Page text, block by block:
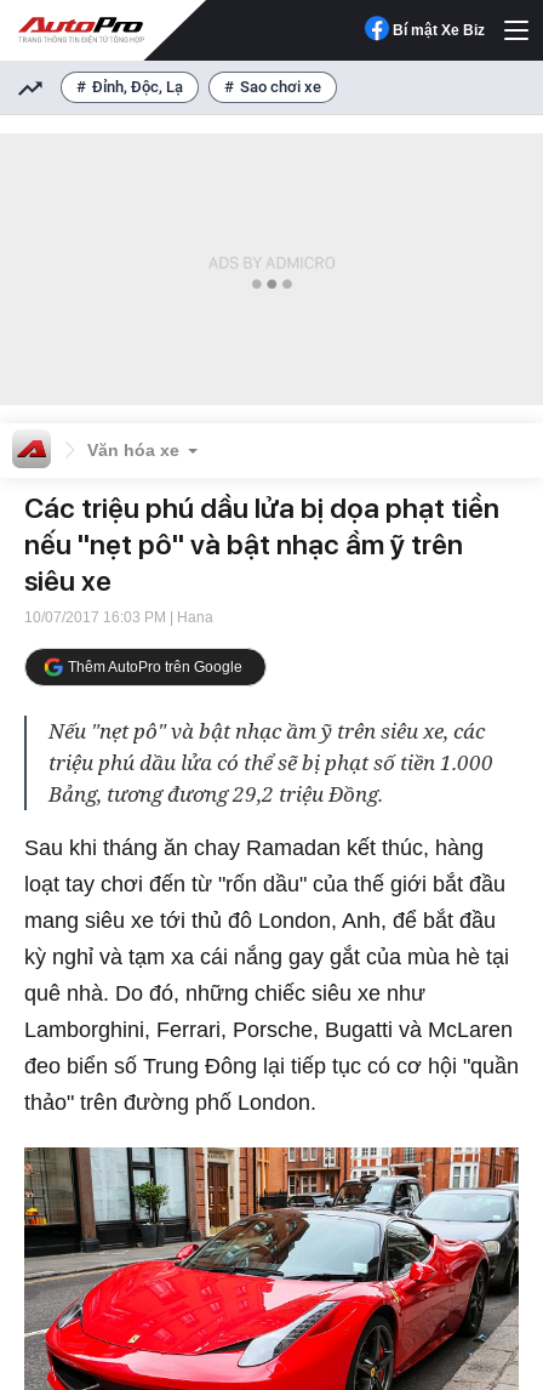
Bí mật Xe Biz
Đỉnh, Độc, Lạ Sao chơi xe
Văn hóa xe
Các triệu phú dầu lửa bị dọa phạt tiền
nếu "nẹt pô" và bật nhạc ầm ỹ trên
siêu xe
10/07/2017 16:03 PM | Hana
Thêm AutoPro trên Google
Nếu "nẹt pô" và bật nhạc ầm ỹ trên siêu xe, các
triệu phú dầu lửa có thể sẽ bị phạt số tiền 1.000
Bảng, tương đương 29,2 triệu Đồng.
Sau khi tháng ăn chay Ramadan kết thúc, hàng
loạt tay chơi đến từ "rốn dầu" của thế giới bắt đầu
mang siêu xe tới thủ đô London, Anh, để bắt đầu
kỳ nghỉ và tạm xa cái nắng gay gắt của mùa hè tại
quê nhà. Do đó, những chiếc siêu xe như
Lamborghini, Ferrari, Porsche, Bugatti và McLaren
đeo biển số Trung Đông lại tiếp tục có cơ hội "quần
thảo" trên đường phố London.